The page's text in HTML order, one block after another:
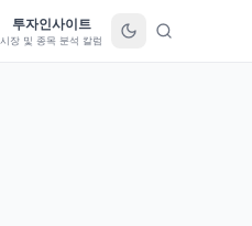
투자인사이트
시장 및 종목 분석 칼럼